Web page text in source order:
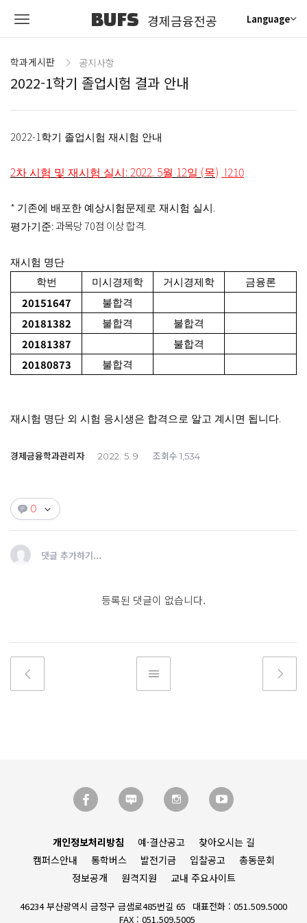
BUFS 경제금융전공 Language
학과게시판 공지사항
2022-1학기 졸업시험 결과 안내
2022-1 학기 졸업시험 재시험 안내
2차 시험 및 재시험 실시 : 2022. 5월 12일 (목) I210
* 기존에 배포한 예상시험문제로 재시험 실시 .
평가기준: 과목당 70점 이상 합격.
재시험 명단
학번
미시경제학 거시경제학 금융론
20151647 불합격
20181382 불합격 불합격
20181387 불합격
20180873 불합격
재시험 명단 외 시험 응시생은 합격으로 알고 계시면 됩니다.
경제금융학과관리자 2022. 5. 9 조회수 1,534
0
댓글 추가하기...
등록된 댓글이 없습니다.
개인정보처리방침 예·결산공고
찾아오시는 길
캠퍼스안내
통학버스 발전기금 입찰공고
총동문회
정보공개
원격지원 교내 주요사이트
46234 부산광역시 금정구 금샘로485번길 65
대표전화 : 051.509.5000
FAX : 051.509.5005